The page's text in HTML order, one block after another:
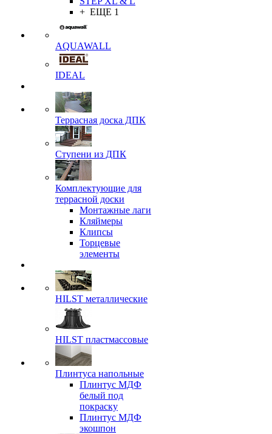
+ ЕЩЕ 1
AQUAWALL
IDEAL
Террасная доска ДПК
Ступени из ДПК
Комплектующие для
террасной доски
Монтажные лаги
Кляймеры
Клипсы
Торцевые
элементы
HILST металлические
HILST пластмассовые
Плинтуса напольные
Плинтус МДФ
белый под
покраску
Плинтус МДФ
экошпон